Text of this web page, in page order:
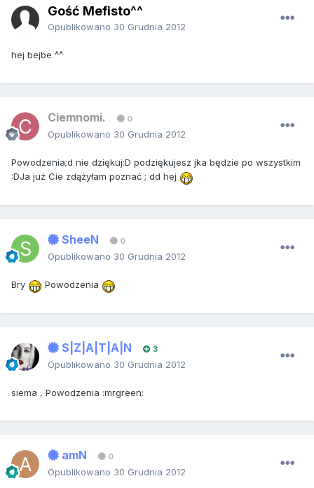
Gość Mefisto^^
Opublikowano 30 Grudnia 2012
hej bejbe ^^
Ciemnomi. 0
Opublikowano 30 Grudnia 2012
Powodzenia;d nie dziękuj:D podziękujesz jka będzie po wszystkim
:DJa już Cie zdążyłam poznać ; dd hej
SheeN 0
Opublikowano 30 Grudnia 2012
Bry Powodzenia
S|Z|A|T|A|N 3
Opublikowano 30 Grudnia 2012
siema , Powodzenia :mrgreen:
amN 0
Opublikowano 30 Grudnia 2012